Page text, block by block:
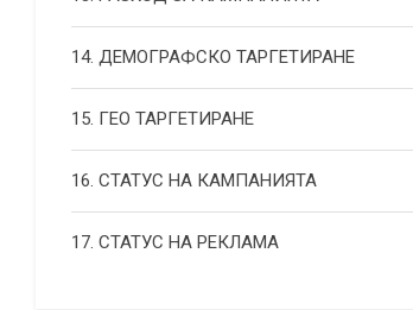
14. ДЕМОГРАФСКО ТАРГЕТИРАНЕ
15. ГЕО ТАРГЕТИРАНЕ
16. СТАТУС НА КАМПАНИЯТА
17. СТАТУС НА РЕКЛАМА